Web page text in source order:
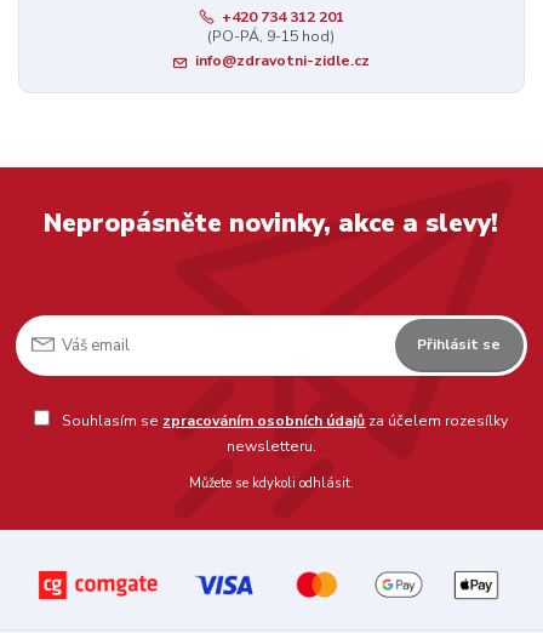
+420 734 312 201
(PO-PÁ, 9-15 hod)
info@zdravotni-zidle.cz
Nepropásněte novinky, akce a slevy!
Přihlásit se
Souhlasím se zpracováním osobních údajů za účelem rozesílky
newsletteru.
Můžete se kdykoli odhlásit.